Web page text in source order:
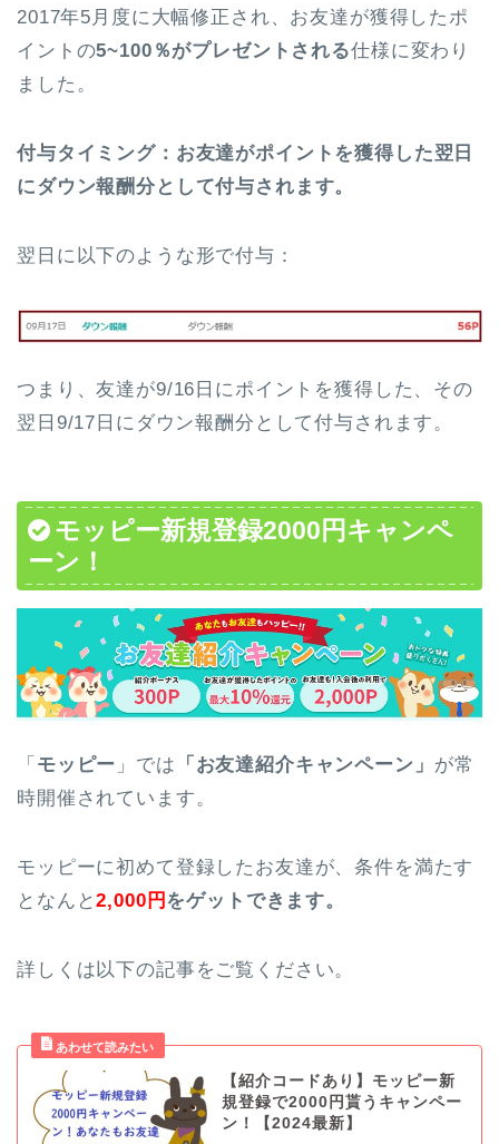
2017年5月度に大幅修正され、お友達が獲得したポ
イントの5~100％がプレゼントされる仕様に変わり
ました。
付与タイミング： お友達がポイントを獲得した翌日
にダウン報酬分として付与されます。
翌日に以下のような形で付与：
つまり、友達が9/16日にポイントを獲得した、その
翌日9/17日にダウン報酬分として付与されます。
モッピー新規登録2000円キャンペ
ーン！
「 モッピー 」では 「お友達紹介キャンペーン」 が常
時開催されています。
モッピーに初めて登録したお友達が、条件を満たす
となんと2,000円 をゲットできます。
詳しくは以下の記事をご覧ください。
【紹介コードあり】モッピー新
規登録で2000円貰うキャンペー
ン！【2024最新】